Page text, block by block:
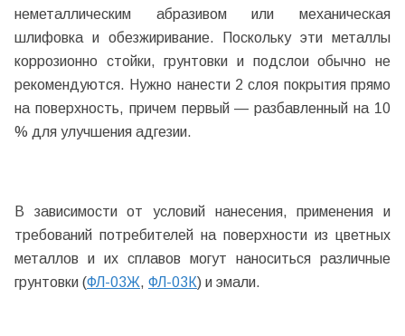
неметаллическим абразивом или механическая
шлифовка и обезжиривание. Поскольку эти металлы
коррозионно стойки, грунтовки и подслои обычно не
рекомендуются. Нужно нанести 2 слоя покрытия прямо
на поверхность, причем первый — разбавленный на 10
% для улучшения адгезии.
В зависимости от условий нанесения, применения и
требований потребителей на поверхности из цветных
металлов и их сплавов могут наноситься различные
грунтовки (ФЛ-03Ж, ФЛ-03К) и эмали.